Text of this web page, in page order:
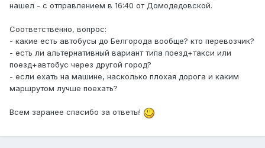
нашел - с отправлением в 16:40 от Домодедовской.
Соответственно, вопрос:
- какие есть автобусы до Белгорода вообще? кто перевозчик?
- есть ли альтернативный вариант типа поезд+такси или
поезд+автобус через другой город?
- если ехать на машине, насколько плохая дорога и каким
маршрутом лучше поехать?
Всем заранее спасибо за ответы!